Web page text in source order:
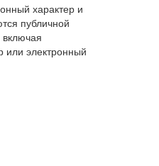
характер и
публичной
или электронный